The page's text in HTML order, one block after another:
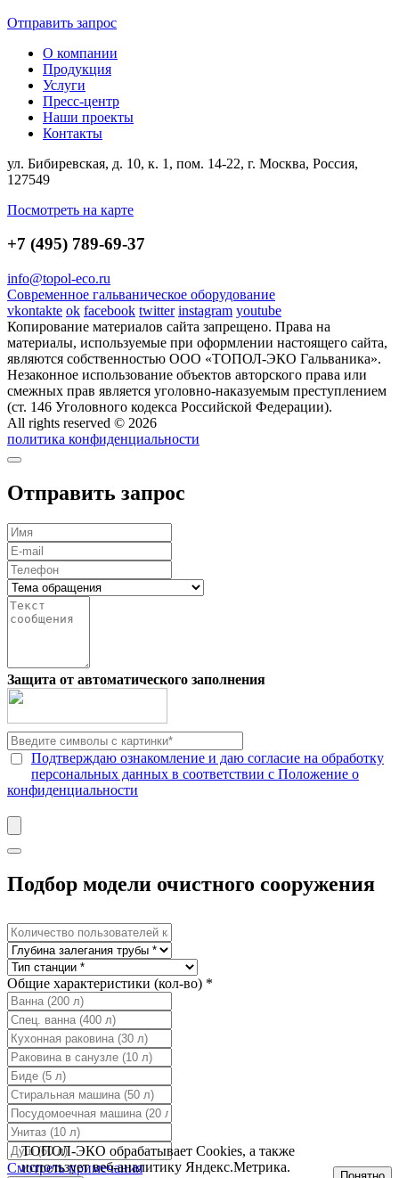
Отправить запрос
О компании
Продукция
Услуги
Пресс-центр
Наши проекты
Контакты
ул. Бибиревская, д. 10, к. 1, пом. 14-22, г. Москва, Россия,
127549
Посмотреть на карте
+7 (495) 789-69-37
info@topol-eco.ru
Современное гальваническое оборудование
vkontakte ok facebook twitter instagram youtube
Копирование материалов сайта запрещено. Права на
материалы, используемые при оформлении настоящего сайта,
являются собственностью ООО «ТОПОЛ-ЭКО Гальваника».
Незаконное использование объектов авторского права или
смежных прав является уголовно-наказуемым преступлением
(ст. 146 Уголовного кодекса Российской Федерации).
All rights reserved © 2026
политика конфиденциальности
Отправить запрос
Защита от автоматического заполнения
Подтверждаю ознакомление и даю согласие на обработку
персональных данных в соответствии с Положение о
конфиденциальности
Подбор модели очистного сооружения
Общие характеристики (кол-во) *
Смотреть примечания
ТОПОЛ-ЭКО обрабатывает Cookies, а также
использует веб-аналитику Яндекс.Метрика.
Понятно